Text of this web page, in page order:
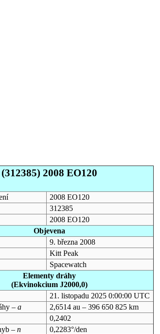
(312385) 2008 EO120
2008 EO120
312385
2008 EO120
Objevena
9. března 2008
Kitt Peak
Spacewatch
Elementy dráhy
(Ekvinokcium J2000,0)
21. listopadu 2025 0:00:00 UTC
– a
2,6514 au – 396 650 825 km
0,2402
– n
0,2283°/den